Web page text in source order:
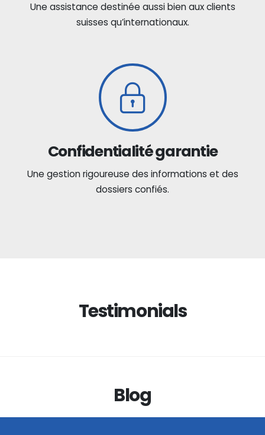
Une assistance destinée aussi bien aux clients
suisses qu’internationaux.
Confidentialité garantie
Une gestion rigoureuse des informations et des
dossiers confiés.
Testimonials
Blog